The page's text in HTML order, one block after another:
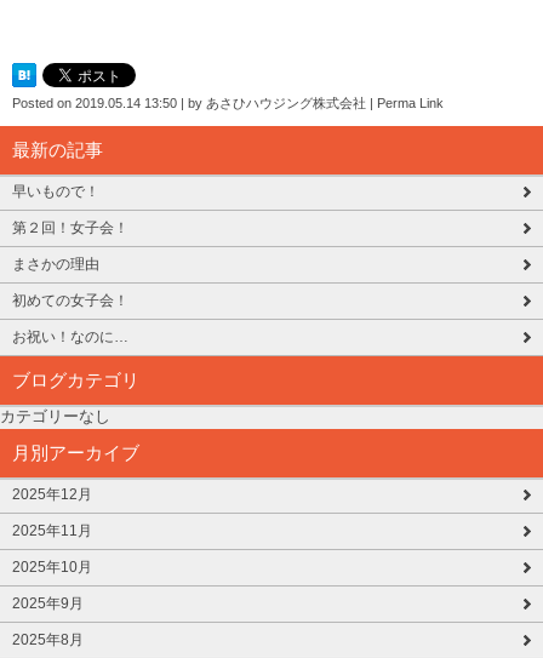
Posted on 2019.05.14 13:50 | by あさひハウジング株式会社 | Perma Link
最新の記事
早いもので！
第２回！女子会！
まさかの理由
初めての女子会！
お祝い！なのに…
ブログカテゴリ
カテゴリーなし
月別アーカイブ
2025年12月
2025年11月
2025年10月
2025年9月
2025年8月